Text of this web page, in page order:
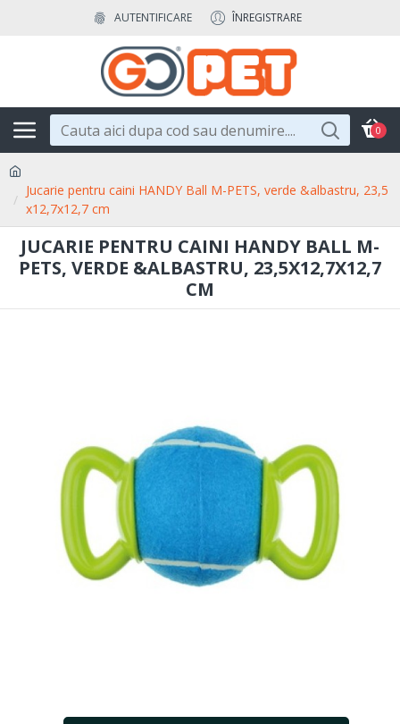
AUTENTIFICARE ÎNREGISTRARE
0
Jucarie pentru caini HANDY Ball M-PETS, verde &albastru, 23,5
x12,7x12,7 cm
JUCARIE PENTRU CAINI HANDY BALL M-
PETS, VERDE &ALBASTRU, 23,5X12,7X12,7
CM